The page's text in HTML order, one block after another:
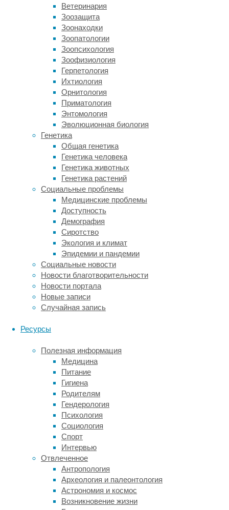
Ветеринария
Зоозащита
Зоонаходки
Зоопатологии
Зоопсихология
Зоофизиология
Герпетология
Ихтиология
Орнитология
Приматология
Энтомология
Эволюционная биология
Генетика
Общая генетика
Генетика человека
Генетика животных
Генетика растений
Социальные проблемы
Медицинские проблемы
Доступность
Демография
Сиротство
Экология и климат
Эпидемии и пандемии
Социальные новости
Новости благотворительности
Новости портала
Новые записи
Случайная запись
Ресурсы
Полезная информация
Медицина
Питание
Гигиена
Родителям
Гендерология
Психология
Социология
Спорт
Интервью
Отвлеченное
Антропология
Археология и палеонтология
Астрономия и космос
Возникновение жизни
Иваном
Константиновым.
Когда
началась
работа
созданием
модели
вируса
сколько
заняла?
И.К.:
Для
нас
это
рекордная
по
срокам
работа.
Обычно
большие
и
сложные
вирусы
занимают
девять
моделирования.
случае
Зика
мы
бросили
на
работу
все
наши
ресурсы
справились
за